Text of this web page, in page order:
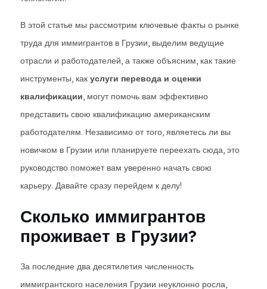
В этой статье мы рассмотрим ключевые факты о рынке
труда для иммигрантов в Грузии, выделим ведущие
отрасли и работодателей, а также объясним, как такие
инструменты, как услуги перевода и оценки
квалификации, могут помочь вам эффективно
представить свою квалификацию американским
работодателям. Независимо от того, являетесь ли вы
новичком в Грузии или планируете переехать сюда, это
руководство поможет вам уверенно начать свою
карьеру. Давайте сразу перейдем к делу!
Сколько иммигрантов
проживает в Грузии?
За последние два десятилетия численность
иммигрантского населения Грузии неуклонно росла,